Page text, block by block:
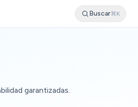
Buscar⌘K
garantizadas.